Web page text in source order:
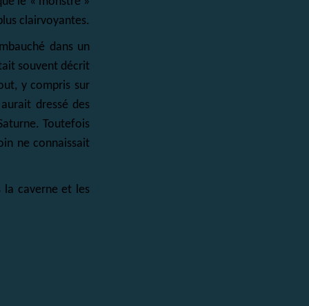
clairvoyantes.
dans un
souvent décrit
y compris sur
dressé des
Toutefois
ne connaissait
la caverne et les